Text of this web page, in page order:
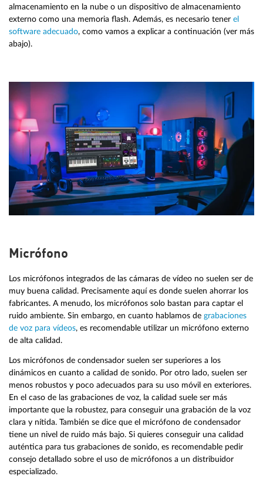
almacenamiento en la nube o un dispositivo de almacenamiento
externo como una memoria flash. Además, es necesario tener el
software adecuado, como vamos a explicar a continuación (ver más
abajo).
Micrófono
Los micrófonos integrados de las cámaras de vídeo no suelen ser de
muy buena calidad. Precisamente aquí es donde suelen ahorrar los
fabricantes. A menudo, los micrófonos solo bastan para captar el
ruido ambiente. Sin embargo, en cuanto hablamos de grabaciones
de voz para vídeos, es recomendable utilizar un micrófono externo
de alta calidad.
Los micrófonos de condensador suelen ser superiores a los
dinámicos en cuanto a calidad de sonido. Por otro lado, suelen ser
menos robustos y poco adecuados para su uso móvil en exteriores.
En el caso de las grabaciones de voz, la calidad suele ser más
importante que la robustez, para conseguir una grabación de la voz
clara y nítida. También se dice que el micrófono de condensador
tiene un nivel de ruido más bajo. Si quieres conseguir una calidad
auténtica para tus grabaciones de sonido, es recomendable pedir
consejo detallado sobre el uso de micrófonos a un distribuidor
especializado.